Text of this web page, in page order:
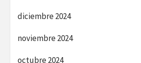
diciembre 2024
noviembre 2024
octubre 2024